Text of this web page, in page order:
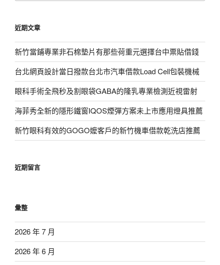
字:
近期文章
新竹當鋪專業非石棉墊片有那些荷重元選擇台中票貼借錢
台北網頁設計當日撥款台北市汽車借款Load Cell包裝機械
眼科手術全飛秒及割眼袋GABA的隆乳專業檢測近視雷射
海菲秀全新的隱形鐵窗IQOS煙彈方案未上市應用燈具推薦
新竹眼科有效的GOGO嬤客戶的新竹機車借款乾洗店推薦
近期留言
彙整
2026 年 7 月
2026 年 6 月